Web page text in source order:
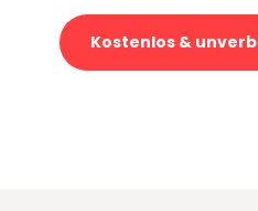
Kostenlos &